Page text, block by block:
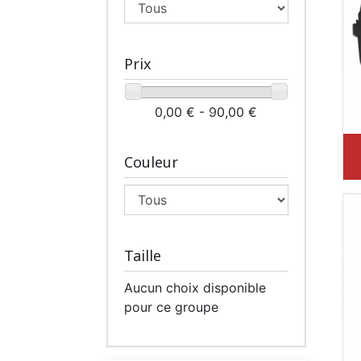
Prix
0,00 € - 90,00 €
Couleur
Taille
Aucun choix disponible
pour ce groupe